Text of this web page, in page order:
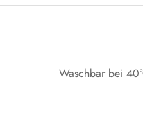
Waschbar bei